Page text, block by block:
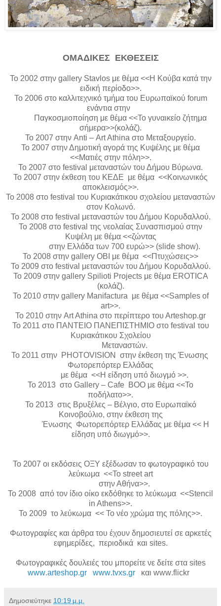
ΟΜΑΔΙΚΕΣ ΕΚΘΕΣΕΙΣ
Το 2002 στην gallery Stavlos με θέμα <<Η Κούβα κατά την
ειδική περίοδο>>.
Το 2006 στο καλλιτεχνικό τμήμα του Ευρωπαϊκού forum
ενάντια στην
Παγκοσμιοποίηση με θέμα <<Το γυναικείο ζήτημα
σήμερα>>(κολάζ).
Το 2007 στην Anti – ΑrtAthina στο Μεταξουργείο.
Το 2007 στην Δημοτική αγορά της Κυψέλης με θέμα
<<Ματιές στην πόλη>>.
Το 2007 στο festival μεταναστών του Δήμου Βύρωνα.
To 2007 στην έκθεση του ΚΕΔΕ με θέμα <<Κοινωνικός
αποκλεισμός>>.
Το 2008 στο festival του Κυριακάτικου σχολείου μεταναστών
στον Κολωνό.
Το 2008 στο festival μεταναστών του Δήμου Κορυδαλλού.
Το 2008 στο festival της νεολαίας Συνασπισμού στην
Κυψέλη με θέμα <<ζώντας
στην Ελλάδα των 700 ευρώ>> (slide show).
To 2008 στην gallery OBI με θέμα <<Πτυχώσεις>>
Το 2009 στο festival μεταναστών του Δήμου Κορυδαλλού.
Το2009 στην gallery Spilioti Projects με θέμα EROTICA
(κολάζ).
Το2010 στην gallery Manifactura με θέμα<<Samples of
art>>.
Το 2010 στην ArtAthina στο περίπτερο του Αrteshop.gr
Το 2011 στο ΠΑΝΤΕΙΟ ΠΑΝΕΠΙΣΤΗΜΙΟ στο festival του
Κυριακάτικου Σχολείου
Μεταναστών.
Το 2011 στην PHOTOVISION
στην έκθεση της Ένωσης
Φωτορεπόρτερ Ελλάδας
με θέμα <<Η είδηση υπό διωγμό >>.
Το 2013 στο Gallery – Cafe BOO με θέμα <<Το
ποδήλατο>>.
Το 2013 στις Βρυξέλες – Βέλγιο, στο Ευρωπαϊκό
Κοινοβούλιο, στην έκθεση της
Ένωσης Φωτορεπόρτερ Ελλάδας με θέμα << Η
είδηση υπό διωγμό>>.
Το 2007 οι εκδόσεις ΟΞΥ εξέδωσαν το φωτογραφικό του
λεύκωμα <<Το street art
στην Αθήνα>>.
Το 2008 από τον ίδιο οίκο εκδόθηκε το λεύκωμα <<Stencil
in Athens>>.
Το 2009 το λεύκωμα << Το νέο χρώμα της πόλης>>.
Φωτογραφίες και άρθρα του έχουν δημοσιευτεί σε αρκετές
εφημερίδες, περιοδικά και sites.
Φωτογραφικές δουλειές του μπορείτε νε δείτε στα sites
www.arteshop.gr www.tvxs.gr και www.flickr
Δημοσιεύτηκε 10:19 μ.μ.